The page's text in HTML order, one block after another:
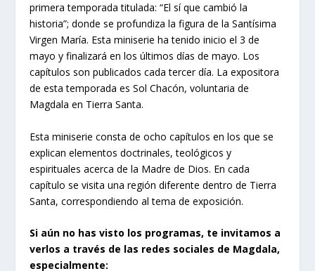
primera temporada titulada: “El sí que cambió la
historia”; donde se profundiza la figura de la Santísima
Virgen María. Esta miniserie ha tenido inicio el 3 de
mayo y finalizará en los últimos días de mayo. Los
capítulos son publicados cada tercer día. La expositora
de esta temporada es Sol Chacón, voluntaria de
Magdala en Tierra Santa.
Esta miniserie consta de ocho capítulos en los que se
explican elementos doctrinales, teológicos y
espirituales acerca de la Madre de Dios. En cada
capítulo se visita una región diferente dentro de Tierra
Santa, correspondiendo al tema de exposición.
Si aún no has visto los programas, te invitamos a
verlos a través de las redes sociales de Magdala,
especialmente: